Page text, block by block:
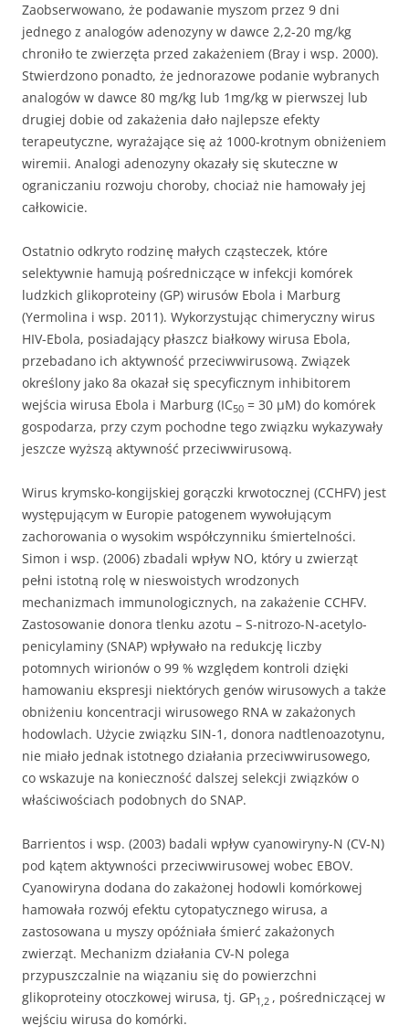
Zaobserwowano, że podawanie myszom przez 9 dni
jednego z analogów adenozyny w dawce 2,2-20 mg/kg
chroniło te zwierzęta przed zakażeniem (Bray i wsp. 2000).
Stwierdzono ponadto, że jednorazowe podanie wybranych
analogów w dawce 80 mg/kg lub 1mg/kg w pierwszej lub
drugiej dobie od zakażenia dało najlepsze efekty
terapeutyczne, wyrażające się aż 1000-krotnym obniżeniem
wiremii. Analogi adenozyny okazały się skuteczne w
ograniczaniu rozwoju choroby, chociaż nie hamowały jej
całkowicie.
Ostatnio odkryto rodzinę małych cząsteczek, które
selektywnie hamują pośredniczące w infekcji komórek
ludzkich glikoproteiny (GP) wirusów Ebola i Marburg
(Yermolina i wsp. 2011). Wykorzystując chimeryczny wirus
HIV-Ebola, posiadający płaszcz białkowy wirusa Ebola,
przebadano ich aktywność przeciwwirusową. Związek
określony jako 8a okazał się specyficznym inhibitorem
wejścia wirusa Ebola i Marburg (IC50 = 30 μΜ) do komórek
gospodarza, przy czym pochodne tego związku wykazywały
jeszcze wyższą aktywność przeciwwirusową.
Wirus krymsko-kongijskiej gorączki krwotocznej (CCHFV) jest
występującym w Europie patogenem wywołującym
zachorowania o wysokim współczynniku śmiertelności.
Simon i wsp. (2006) zbadali wpływ NO, który u zwierząt
pełni istotną rolę w nieswoistych wrodzonych
mechanizmach immunologicznych, na zakażenie CCHFV.
Zastosowanie donora tlenku azotu – S-nitrozo-N-acetylo-
penicylaminy (SNAP) wpływało na redukcję liczby
potomnych wirionów o 99 % względem kontroli dzięki
hamowaniu ekspresji niektórych genów wirusowych a także
obniżeniu koncentracji wirusowego RNA w zakażonych
hodowlach. Użycie związku SIN-1, donora nadtlenoazotynu,
nie miało jednak istotnego działania przeciwwirusowego,
co wskazuje na konieczność dalszej selekcji związków o
właściwościach podobnych do SNAP.
Barrientos i wsp. (2003) badali wpływ cyanowiryny-N (CV-N)
pod kątem aktywności przeciwwirusowej wobec EBOV.
Cyanowiryna dodana do zakażonej hodowli komórkowej
hamowała rozwój efektu cytopatycznego wirusa, a
zastosowana u myszy opóźniała śmierć zakażonych
zwierząt. Mechanizm działania CV-N polega
przypuszczalnie na wiązaniu się do powierzchni
glikoproteiny otoczkowej wirusa, tj. GP1,2 , pośredniczącej w
wejściu wirusa do komórki.